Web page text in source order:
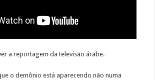
a reportagem da televisão árabe.
o demônio está aparecendo não numa